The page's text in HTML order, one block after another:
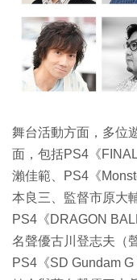
舞台活動方面，多位
面，包括PS4《
瀨佳範、PS4《
本良三、監督市原大
PS4《DRAGON
名聲優古川登志夫（
PS4《SD Gundam